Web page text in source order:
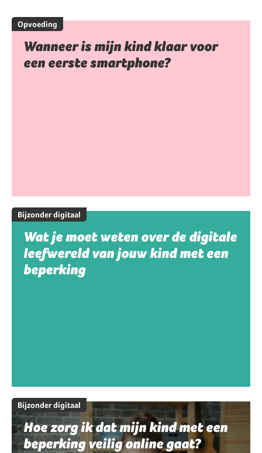
Opvoeding
Wanneer is mijn kind klaar voor
een eerste smartphone?
Bijzonder digitaal
Wat je moet weten over de digitale
leefwereld van jouw kind met een
beperking
Bijzonder digitaal
Hoe zorg ik dat mijn kind met een
beperking veilig online gaat?